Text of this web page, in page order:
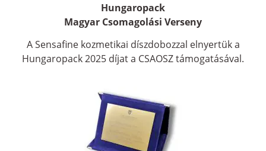
Hungaropack
Magyar Csomagolási Verseny
A Sensafine kozmetikai díszdobozzal elnyertük a
Hungaropack 2025 díjat a CSAOSZ támogatásával.